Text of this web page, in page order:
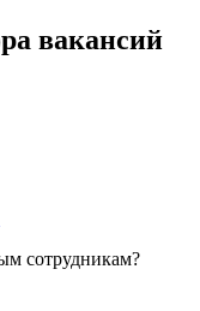
вакансий
сотрудникам?